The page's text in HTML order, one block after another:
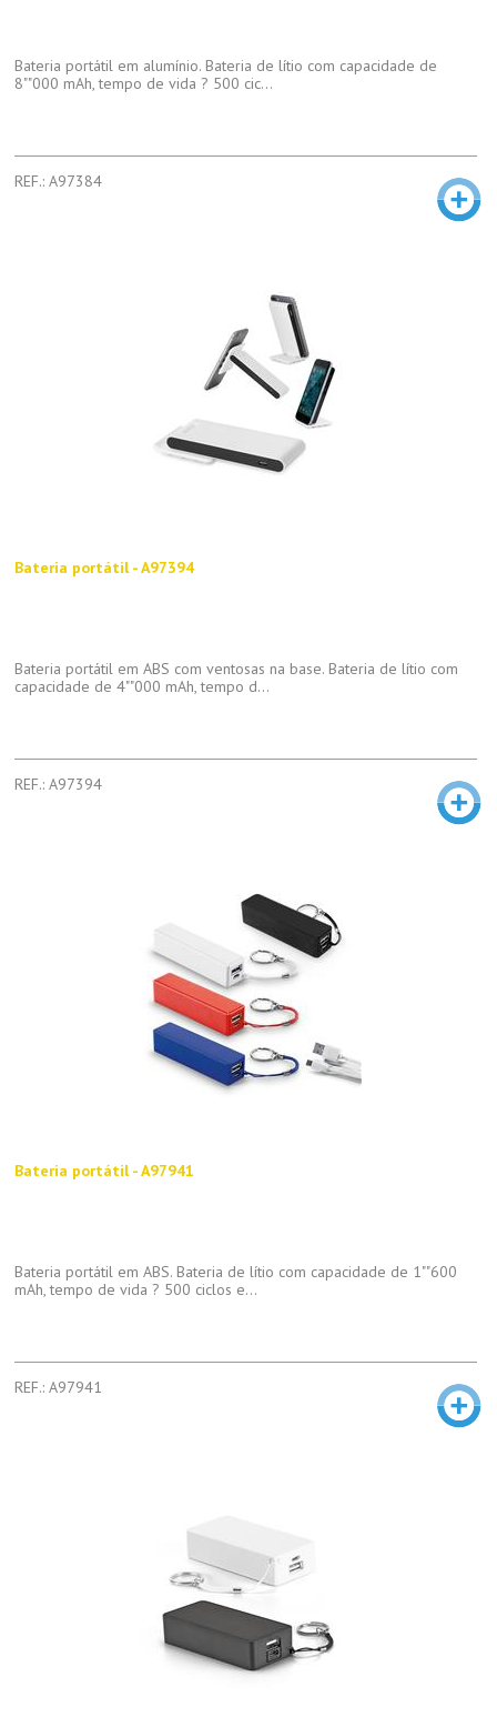
Bateria portátil em alumínio. Bateria de lítio com capacidade de
8""000 mAh, tempo de vida ? 500 cic...
REF.: A97384
Bateria portátil - A97394
Bateria portátil em ABS com ventosas na base. Bateria de lítio com
capacidade de 4""000 mAh, tempo d...
REF.: A97394
Bateria portátil - A97941
Bateria portátil em ABS. Bateria de lítio com capacidade de 1""600
mAh, tempo de vida ? 500 ciclos e...
REF.: A97941